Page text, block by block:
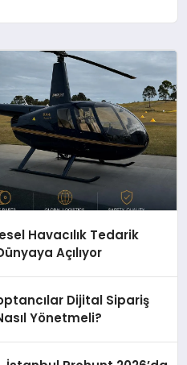
Havacılık Tedarik
Açılıyor
Dijital Sipariş
Yönetmeli?